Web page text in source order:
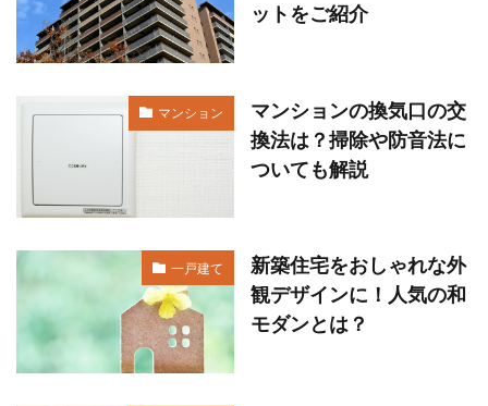
ットをご紹介
マンション
マンションの換気口の交
換法は？掃除や防音法に
ついても解説
一戸建て
新築住宅をおしゃれな外
観デザインに！人気の和
モダンとは？